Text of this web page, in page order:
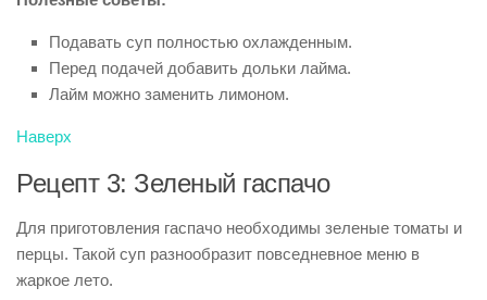
Подавать суп полностью охлажденным.
Перед подачей добавить дольки лайма.
Лайм можно заменить лимоном.
Наверх
Рецепт 3: Зеленый гаспачо
Для приготовления гаспачо необходимы зеленые томаты и
перцы. Такой суп разнообразит повседневное меню в
жаркое лето.